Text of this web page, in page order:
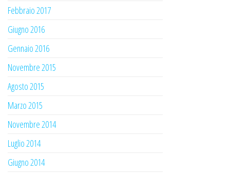
Febbraio 2017
Giugno 2016
Gennaio 2016
Novembre 2015
Agosto 2015
Marzo 2015
Novembre 2014
Luglio 2014
Giugno 2014